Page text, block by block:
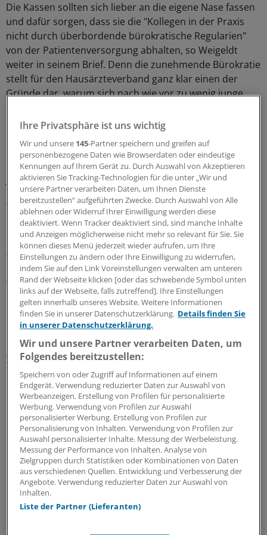
Die Kassen sollten sich lieber an die eigene Nase fassen
und dafür sorgen, dass sie die "Kollegen in der Praxis
nicht durch überbordende bürokratische Regularien"
von der Patientenversorgung abhalten, so Weigeldt
weiter in seinem Brief. Denn die zunehmende Bürokratie
stellt für den Hausärzteverband ganz klar einen der
Gründe dar, warum sich nach wie vor zu wenig junge
über den unterschwelligen Vorwurf von der Kassenseite,
die Ärzte würden nicht genügend leisten, durch. "Auch
jüngste Erhebungen zeigen, dass ein Hausarzt
durchschnittlich 53 Stunden pro Woche arbeitet", stellt
Weigeldt klar. Damit spielt er auf eine Analyse des
Zentralinstituts für die kassenärztliche Versorgung (Zi)
an, in der das Zi auch ermittelt hatte,dass Vertragsärzte
insgesamt mit im Schnitt 51,5 Wochenstunden deutlich
mehr als andere Selbstständige arbeiten, die auf nur
42,3 Stundenpro Woche kommen.
Im Bestreben, sich hier als Interessenvertreter der
Patienten zu profilieren, sieht der Hausärzteverband
daher einen Versuch, Ärzte und Patienten
gegeneinander auszuspielen. Ein Versuch, der sich laut
Weigeldt mit der Versorgungsrealität beißt. Denn die
Patienten erlebten "tagtäglich, wie die Krankenkassen
bei notwendigen Leistungen, beispielsweise im
Heilmittelbereich, auf ihre Kosten versuchen zu sparen."
Die Hausärzte wollen aber gar nicht dauerhaft auf
Konfrontationskurs gehen: Es sei Zeit, "von
Schuldzuweisungen abzusehen" und stattdessen
innerhalb der Selbstverwaltung für bessere
Rahmenbedingungen einzutreten, so Weigeldt. Zu den
Stellschrauben zählen nach Verbandssicht in jedem Fall
Ihre Privatsphäre ist uns wichtig
Wir und unsere 145-Partner speichern und greifen auf
personenbezogene Daten wie Browserdaten oder eindeutige
Kennungen auf Ihrem Gerät zu. Durch Auswahl von Akzeptieren
aktivieren Sie Tracking-Technologien für die unter „Wir und
unsere Partner verarbeiten Daten, um Ihnen Dienste
bereitzustellen“ aufgeführten Zwecke. Durch Auswahl von Alle
ablehnen oder Widerruf Ihrer Einwilligung werden diese
deaktiviert. Wenn Tracker deaktiviert sind, sind manche Inhalte
und Anzeigen möglicherweise nicht mehr so relevant für Sie. Sie
können dieses Menü jederzeit wieder aufrufen, um Ihre
Einstellungen zu ändern oder Ihre Einwilligung zu widerrufen,
indem Sie auf den Link Voreinstellungen verwalten am unteren
Rand der Webseite klicken [oder das schwebende Symbol unten
links auf der Webseite, falls zutreffend]. Ihre Einstellungen
gelten innerhalb unseres Website. Weitere Informationen
finden Sie in unserer Datenschutzerklärung. Details finden Sie
in unserer Datenschutzerklärung.
Wir und unsere Partner verarbeiten Daten, um
Folgendes bereitzustellen:
Speichern von oder Zugriff auf Informationen auf einem
Endgerät. Verwendung reduzierter Daten zur Auswahl von
Werbeanzeigen. Erstellung von Profilen für personalisierte
Werbung. Verwendung von Profilen zur Auswahl
personalisierter Werbung. Erstellung von Profilen zur
Personalisierung von Inhalten. Verwendung von Profilen zur
Auswahl personalisierter Inhalte. Messung der Werbeleistung.
Messung der Performance von Inhalten. Analyse von
Zielgruppen durch Statistiken oder Kombinationen von Daten
aus verschiedenen Quellen. Entwicklung und Verbesserung der
Angebote. Verwendung reduzierter Daten zur Auswahl von
Inhalten.
Liste der Partner (Lieferanten)